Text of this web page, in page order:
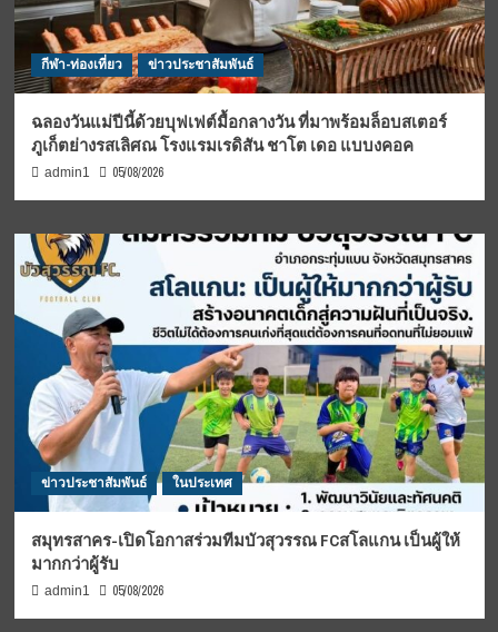
กีฬา-ท่องเที่ยว ข่าวประชาสัมพันธ์
ฉลองวันแม่ปีนี้ด้วยบุฟเฟต์มื้อกลางวัน ที่มาพร้อมล็อบสเตอร์
ภูเก็ตย่างรสเลิศณ โรงแรมเรดิสัน ชาโต เดอ แบบงคอค
admin1 05/08/2026
ข่าวประชาสัมพันธ์ ในประเทศ
สมุทรสาคร-เปิดโอกาสร่วมทีมบัวสุวรรณ FCสโลแกน เป็นผู้ให้
มากกว่าผู้รับ
admin1 05/08/2026